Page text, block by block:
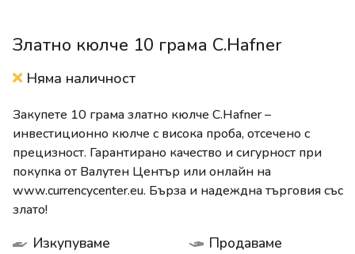
Златно кюлче 10 грама C.Hafner
Няма наличност
Закупете 10 грама златно кюлче C.Hafner –
инвестиционно кюлче с висока проба, отсечено с
прецизност. Гарантирано качество и сигурност при
покупка от Валутен Център или онлайн на
www.currencycenter.eu. Бърза и надеждна търговия със
злато!
Изкупуваме Продаваме